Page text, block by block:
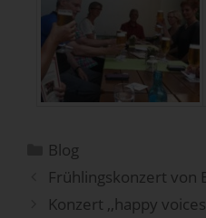
Blog
Frühlingskonzert von
Konzert ,,happy